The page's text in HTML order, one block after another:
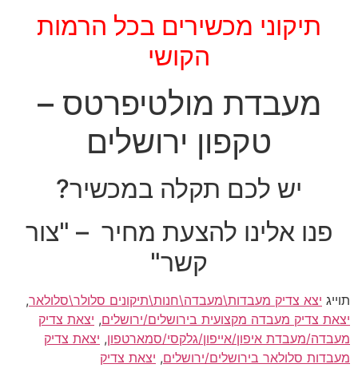
תיקוני מכשירים בכל הרמות
הקושי
מעבדת מולטיפרטס –
טקפון ירושלים
יש לכם תקלה במכשיר?
פנו אלינו להצעת מחיר – "צור
קשר"
תוייג יצא צדיק מעבדות\מעבדה\חנות\תיקונים סלולר\סלולאר,
יצאת צדיק מעבדה מקצועית בירושלים/ירושלים, יצאת צדיק
מעבדה/מעבדת איפון/אייפון/גלקסי/סמארטפון, יצאת צדיק
מעבדות סלולאר בירושלים/ירושלים, יצאת צדיק